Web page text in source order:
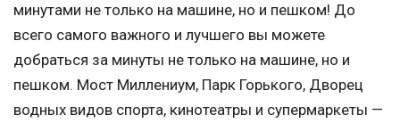
минутами не только на машине, но и пешком! До
всего самого важного и лучшего вы можете
добраться за минуты не только на машине, но и
пешком. Мост Миллениум, Парк Горького, Дворец
водных видов спорта, кинотеатры и супермаркеты —